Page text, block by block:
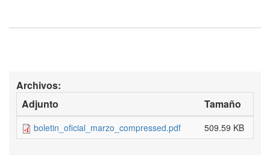
Archivos:
Adjunto
Tamaño
boletin_oficial_marzo_compressed.pdf 509.59 KB